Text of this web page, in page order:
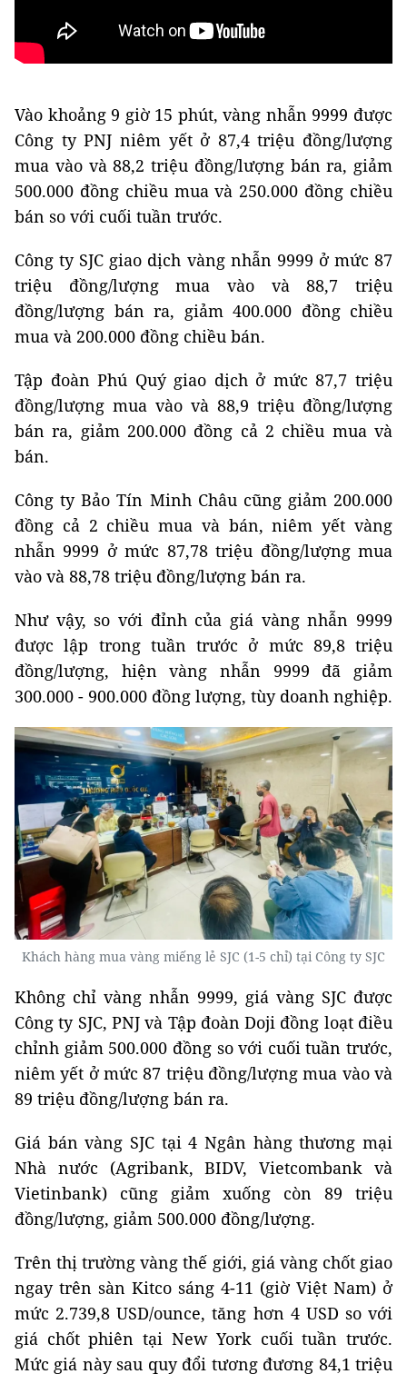
Vào khoảng 9 giờ 15 phút, vàng nhẫn 9999 được
Công ty PNJ niêm yết ở 87,4 triệu đồng/lượng
mua vào và 88,2 triệu đồng/lượng bán ra, giảm
500.000 đồng chiều mua và 250.000 đồng chiều
bán so với cuối tuần trước.
Công ty SJC giao dịch vàng nhẫn 9999 ở mức 87
triệu đồng/lượng mua vào và 88,7 triệu
đồng/lượng bán ra, giảm 400.000 đồng chiều
mua và 200.000 đồng chiều bán.
Tập đoàn Phú Quý giao dịch ở mức 87,7 triệu
đồng/lượng mua vào và 88,9 triệu đồng/lượng
bán ra, giảm 200.000 đồng cả 2 chiều mua và
bán.
Công ty Bảo Tín Minh Châu cũng giảm 200.000
đồng cả 2 chiều mua và bán, niêm yết vàng
nhẫn 9999 ở mức 87,78 triệu đồng/lượng mua
vào và 88,78 triệu đồng/lượng bán ra.
Như vậy, so với đỉnh của giá vàng nhẫn 9999
được lập trong tuần trước ở mức 89,8 triệu
đồng/lượng, hiện vàng nhẫn 9999 đã giảm
300.000 - 900.000 đồng lượng, tùy doanh nghiệp.
Khách hàng mua vàng miếng lẻ SJC (1-5 chỉ) tại Công ty SJC
Không chỉ vàng nhẫn 9999, giá vàng SJC được
Công ty SJC, PNJ và Tập đoàn Doji đồng loạt điều
chỉnh giảm 500.000 đồng so với cuối tuần trước,
niêm yết ở mức 87 triệu đồng/lượng mua vào và
89 triệu đồng/lượng bán ra.
Giá bán vàng SJC tại 4 Ngân hàng thương mại
Nhà nước (Agribank, BIDV, Vietcombank và
Vietinbank) cũng giảm xuống còn 89 triệu
đồng/lượng, giảm 500.000 đồng/lượng.
Trên thị trường vàng thế giới, giá vàng chốt giao
ngay trên sàn Kitco sáng 4-11 (giờ Việt Nam) ở
mức 2.739,8 USD/ounce, tăng hơn 4 USD so với
giá chốt phiên tại New York cuối tuần trước.
Mức giá này sau quy đổi tương đương 84,1 triệu